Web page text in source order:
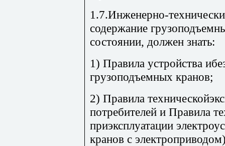
1.7.Инженерно-
содержание
состоянии, должен знать:
1) Правила устройства
грузоподъемных кранов;
2) Правила
потребителей и Правила
приэксплуатации
кранов с